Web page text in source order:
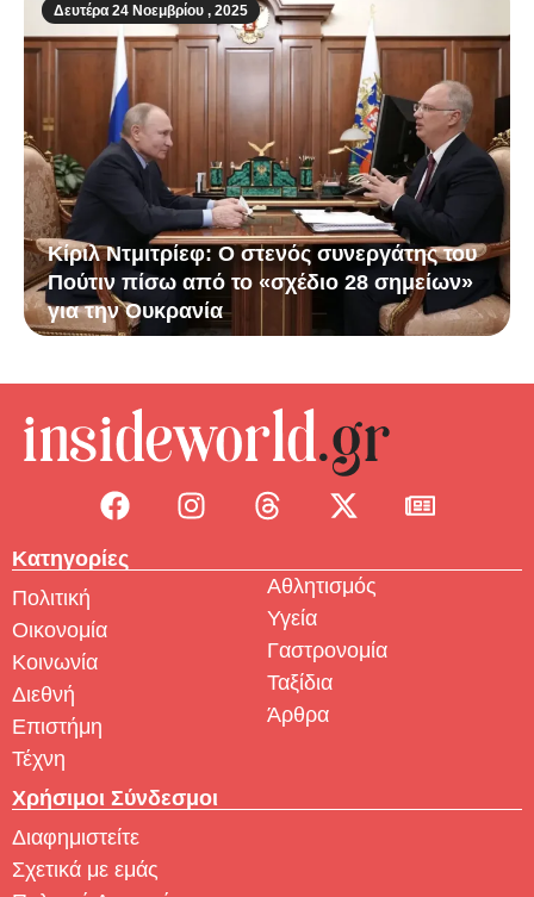
Δευτέρα 24 Νοεμβρίου , 2025
Κίριλ Ντμιτρίεφ: Ο στενός συνεργάτης του
Πούτιν πίσω από το «σχέδιο 28 σημείων»
για την Ουκρανία
Κατηγορίες
Πολιτική
Οικονομία
Κοινωνία
Διεθνή
Επιστήμη
Τέχνη
Αθλητισμός
Υγεία
Γαστρονομία
Ταξίδια
Άρθρα
Χρήσιμοι Σύνδεσμοι
Διαφημιστείτε
Σχετικά με εμάς